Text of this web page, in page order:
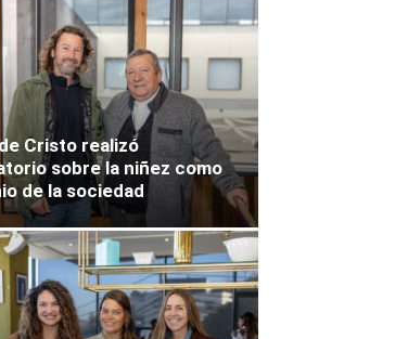
Cristo realizó
sobre la niñez como
de la sociedad